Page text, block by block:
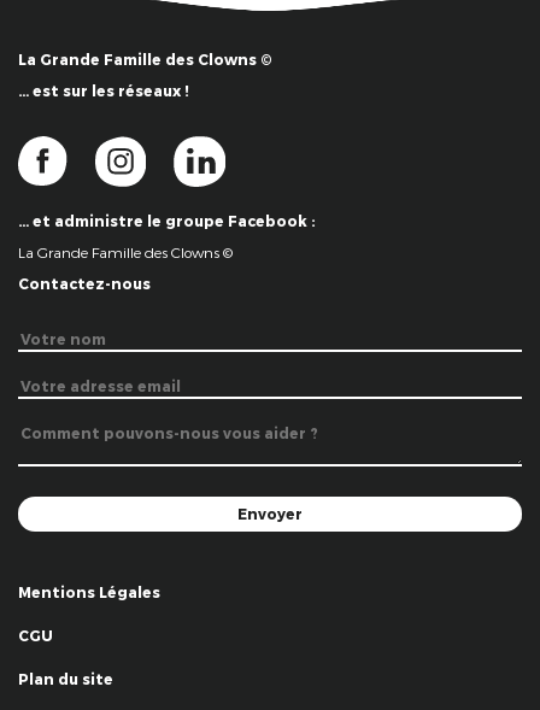
La Grande Famille des Clowns ©
… est sur les réseaux !
… et administre le groupe Facebook :
La Grande Famille des Clowns ©
Contactez-nous
Mentions Légales
CGU
Plan du site